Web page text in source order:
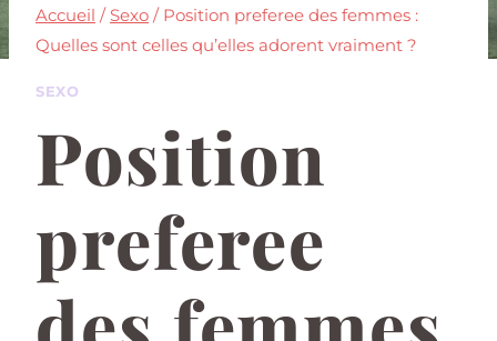
Accueil / Sexo / Position preferee des femmes :
Quelles sont celles qu’elles adorent vraiment ?
SEXO
Position
preferee